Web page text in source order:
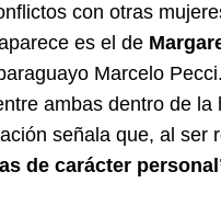
con otras
es el de
Marcelo
ambas dentro de la
señala que, al ser
de carácter